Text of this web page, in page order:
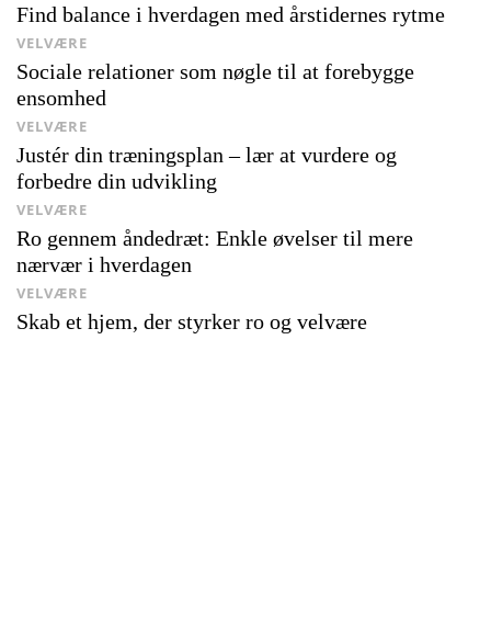
Find balance i hverdagen med årstidernes rytme
Sociale relationer som nøgle til at forebygge
ensomhed
VELVÆRE
Justér din træningsplan – lær at vurdere og
forbedre din udvikling
VELVÆRE
Ro gennem åndedræt: Enkle øvelser til mere
nærvær i hverdagen
VELVÆRE
Skab et hjem, der styrker ro og velvære
VELVÆRE